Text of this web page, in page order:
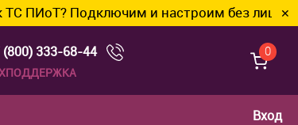
Подключим и настроим без лишних хлопот.
✕
(800) 333-68-44 0
Вход